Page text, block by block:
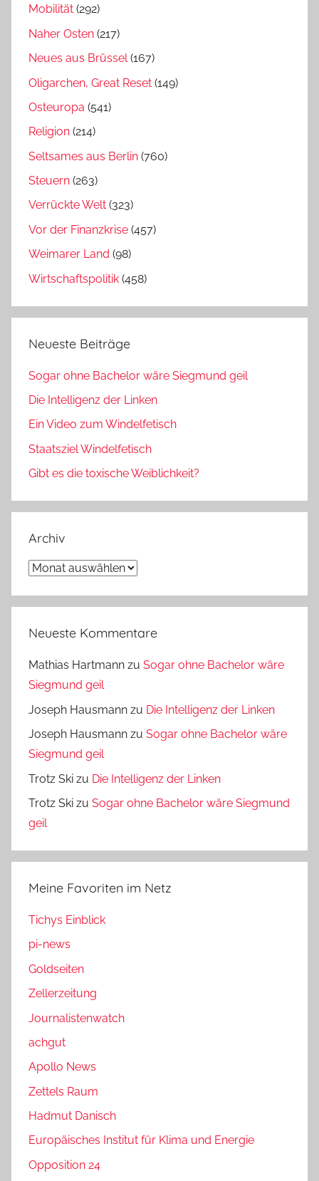
Mobilität (292)
Naher Osten (217)
Neues aus Brüssel(167)
Oligarchen, Great Reset (149)
Osteuropa (541)
Religion (214)
Seltsames aus Berlin (760)
Steuern (263)
Verrückte Welt (323)
Vor der Finanzkrise (457)
Weimarer Land (98)
Wirtschaftspolitik (458)
Neueste Beiträge
Sogar ohne Bachelor wäre Siegmund geil
Die Intelligenz der Linken
Ein Video zum Windelfetisch
Staatsziel Windelfetisch
Gibt es die toxische Weiblichkeit?
Archiv
Archiv
Neueste Kommentare
Mathias Hartmann zu Sogar ohne Bachelor wäre
Siegmund geil
Joseph Hausmann zu Die Intelligenz der Linken
Joseph Hausmann zu Sogar ohne Bachelor wäre
Siegmund geil
Trotz Ski zu Die Intelligenz der Linken
Trotz Ski zu Sogar ohne Bachelor wäre Siegmund
geil
Meine Favoriten im Netz
Tichys Einblick
pi-news
Goldseiten
Zellerzeitung
Journalistenwatch
achgut
Apollo News
Zettels Raum
Hadmut Danisch
Europäisches Institut für Klima und Energie
Opposition 24